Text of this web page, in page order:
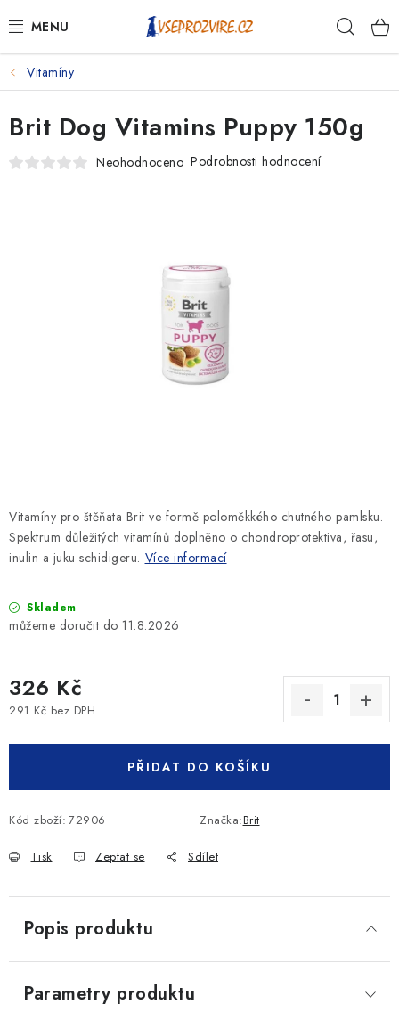
na
PSI
KOČKY
KONĚ
KRÁLÍCI/HLODAVCI/PTÁCI
Podmínky ochrany osobních údajů
Vitamíny
Vitamíny pro štěňata Brit ve formě poloměkkého chutného pamlsku.
Spektrum důležitých vitamínů doplněno o chondroprotektiva, řasu,
inulin a juku schidigeru. Více informací
Skladem
11.8.2026
326 Kč
291 Kč bez DPH
PŘIDAT DO KOŠÍKU
Kód zboží: 72906 Značka:Brit
Tisk Zeptat se Sdílet
Brit Dog Vitamins Puppy 150g
Neohodnoceno Podrobnosti hodnocení
Popis produktu
Parametry produktu